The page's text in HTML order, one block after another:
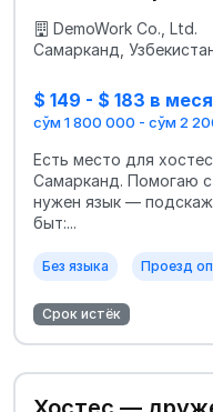
DemoWork Co., Ltd.
Самарканд,
$ 149 - $ 183 в
сўм 1 800 000 - сўм 2
Есть место для
Самарканд. Помогаю
нужен язык —
быт:...
Без языка Проезд
Срок истёк